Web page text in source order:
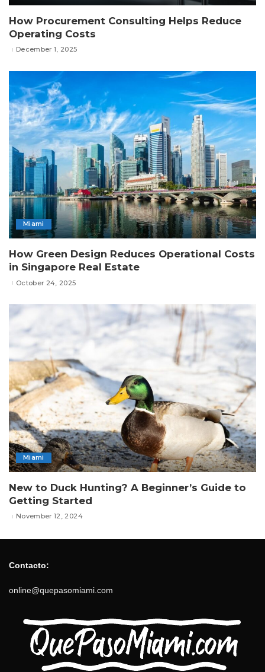
How Procurement Consulting Helps Reduce
Operating Costs
December 1, 2025
Miami
How Green Design Reduces Operational Costs
in Singapore Real Estate
October 24, 2025
Miami
New to Duck Hunting? A Beginner’s Guide to
Getting Started
November 12, 2024
Contacto:
online@quepasomiami.com